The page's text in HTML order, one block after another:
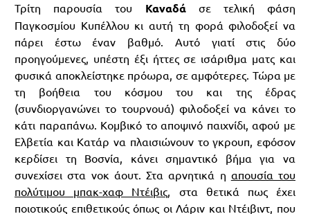
Τρίτη παρουσία του Καναδά σε τελική φάση
Παγκοσμίου Κυπέλλου κι αυτή τη φορά φιλοδοξεί να
πάρει έστω έναν βαθμό. Αυτό γιατί στις δύο
προηγούμενες, υπέστη έξι ήττες σε ισάριθμα ματς και
φυσικά αποκλείστηκε πρόωρα, σε αμφότερες. Τώρα με
τη βοήθεια του κόσμου του και της έδρας
(συνδιοργανώνει το τουρνουά) φιλοδοξεί να κάνει το
κάτι παραπάνω. Κομβικό το αποψινό παιχνίδι, αφού με
Ελβετία και Κατάρ να πλαισιώνουν το γκρουπ, εφόσον
κερδίσει τη Βοσνία, κάνει σημαντικό βήμα για να
συνεχίσει στα νοκ άουτ. Στα αρνητικά η απουσία του
πολύτιμου μπακ-χαφ Ντέιβις, στα θετικά πως έχει
ποιοτικούς επιθετικούς όπως οι Λάριν και Ντέιβιντ, που